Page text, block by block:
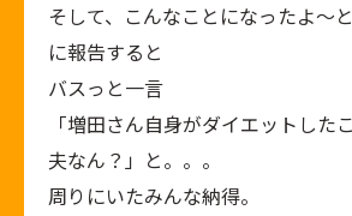
そして、こんなことになったよ～
に報告すると
バスっと一言
「増田さん自身がダイエットした
夫なん？」と。。。
周りにいたみんな納得。